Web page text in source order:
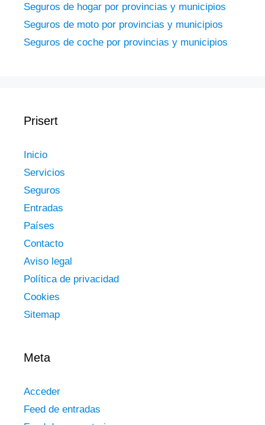
Seguros de hogar por provincias y municipios
Seguros de moto por provincias y municipios
Seguros de coche por provincias y municipios
Prisert
Inicio
Servicios
Seguros
Entradas
Países
Contacto
Aviso legal
Política de privacidad
Cookies
Sitemap
Meta
Acceder
Feed de entradas